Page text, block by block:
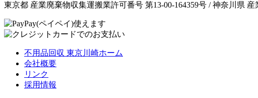
東京都 産業廃棄物収集運搬業許可番号 第13-00-164359号 / 神奈川県
不用品回収 東京川崎ホーム
会社概要
リンク
採用情報